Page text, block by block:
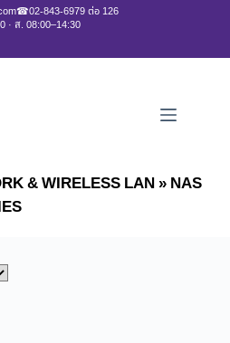
☎02-843-6979 ต่อ 126
· ส. 08:00–14:30
& WIRELESS LAN»NAS